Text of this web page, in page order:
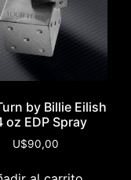
by Billie Eilish
oz EDP Spray
U$90,00